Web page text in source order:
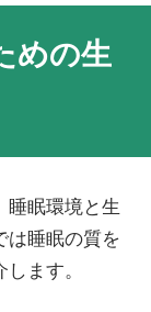
めの生
睡眠環境と生
は睡眠の質を
ます。